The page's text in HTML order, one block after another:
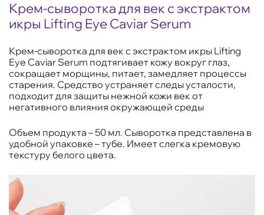
Крем-сыворотка для век с экстрактом
икры Lifting Eye Caviar Serum
Крем-сыворотка для век с экстрактом икры Lifting
Eye Caviar Serum подтягивает кожу вокруг глаз,
сокращает морщины, питает, замедляет процессы
старения. Средство устраняет следы усталости,
подходит для защиты нежной кожи век от
негативного влияния окружающей среды
Объем продукта – 50 мл. Сыворотка представлена в
удобной упаковке – тубе. Имеет слегка кремовую
текстуру белого цвета.